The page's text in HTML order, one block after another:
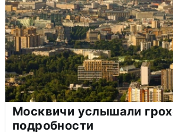
Москвичи услышали
подробности